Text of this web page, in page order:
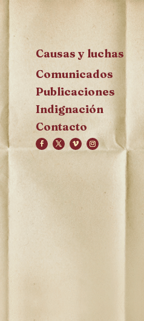
Causas y luchas
Comunicados
Publicaciones
Indignación
Contacto